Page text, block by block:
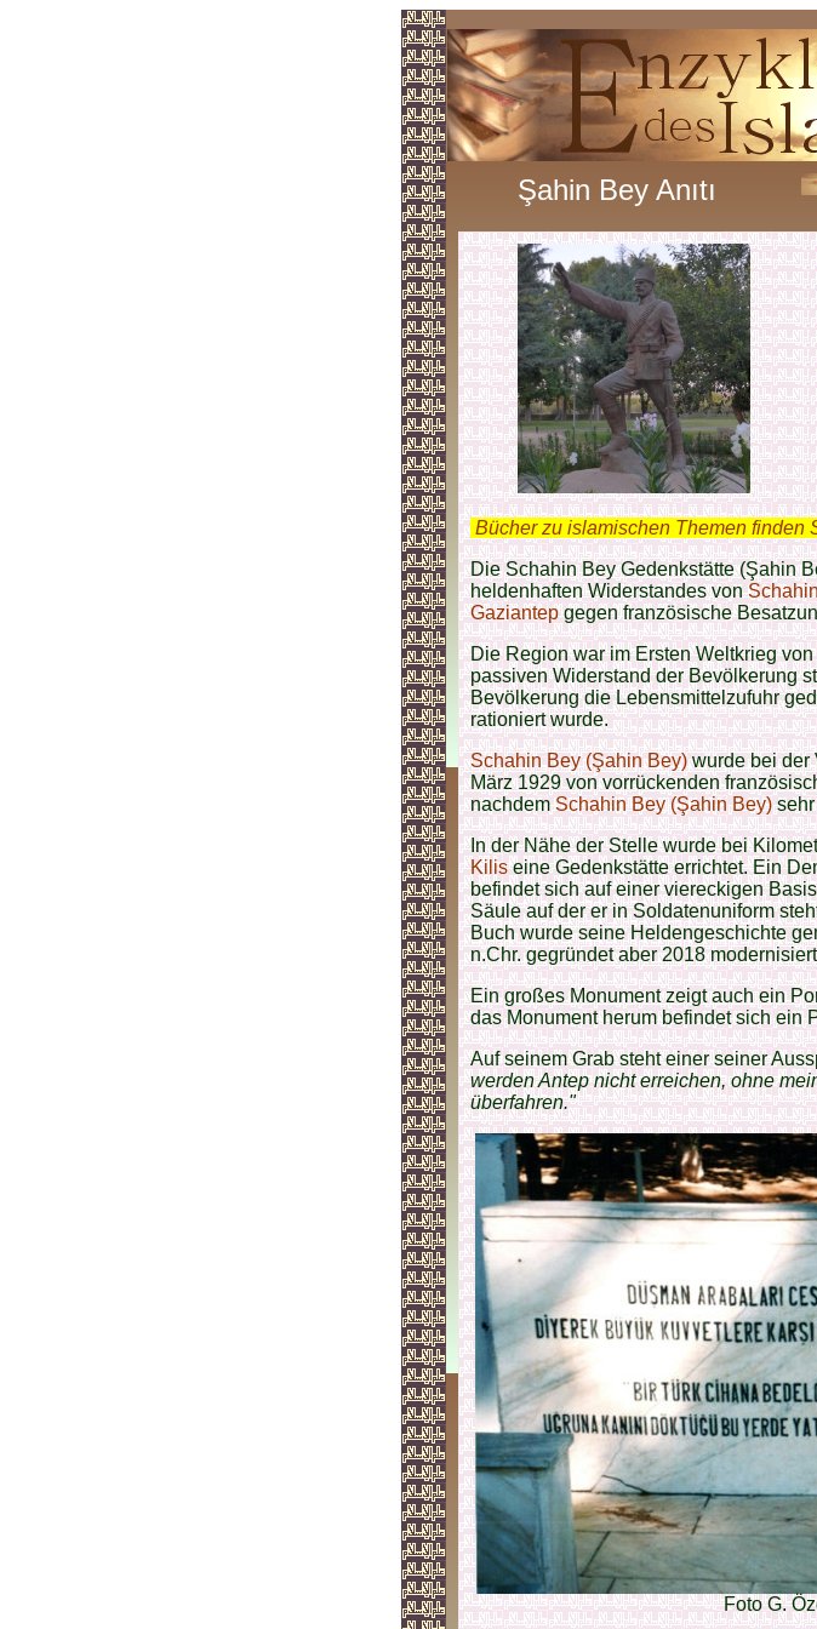
Şahin Bey Anıtı
Bücher zu islamischen Themen finden
Die Schahin Bey Gedenkstätte (Şahin
heldenhaften Widerstandes von
Gaziantepgegen französische
Die Region war im Ersten Weltkrieg
passiven Widerstand der Bevölkerung
Bevölkerung die Lebensmittelzufuhr
rationiert wurde.
Schahin Bey (Şahin Bey)wurde bei der
März 1929 von vorrückenden
nachdemSchahin Bey (Şahin Bey)sehr
In der Nähe der Stelle wurde bei
Kiliseine Gedenkstätte errichtet. Ein
befindet sich auf einer viereckigen
Säule auf der er in Soldatenuniform
Buch wurde seine Heldengeschichte
n.Chr. gegründet aber 2018
Ein großes Monument zeigt auch ein
das Monument herum befindet sich ein
Auf seinem Grab steht einer seiner
werden Antep nicht erreichen, ohne
überfahren."
Foto G.